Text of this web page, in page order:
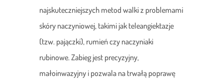
najskuteczniejszych metod walki z problemami
skóry naczyniowej, takimi jak teleangiektazje
(tzw. pajączki), rumień czy naczyniaki
rubinowe. Zabieg jest precyzyjny,
małoinwazyjny i pozwala na trwałą poprawę